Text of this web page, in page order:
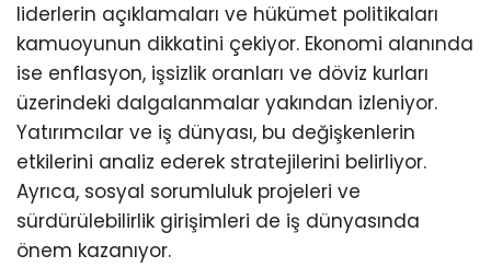
liderlerin açıklamaları ve hükümet politikaları
kamuoyunun dikkatini çekiyor. Ekonomi alanında
ise enflasyon, işsizlik oranları ve döviz kurları
üzerindeki dalgalanmalar yakından izleniyor.
Yatırımcılar ve iş dünyası, bu değişkenlerin
etkilerini analiz ederek stratejilerini belirliyor.
Ayrıca, sosyal sorumluluk projeleri ve
sürdürülebilirlik girişimleri de iş dünyasında
önem kazanıyor.